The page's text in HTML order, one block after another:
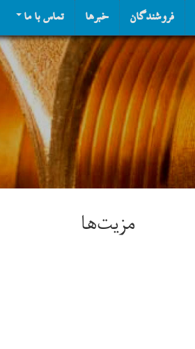
تماس با ما خبرها فروشندگان
مزیت‌ها